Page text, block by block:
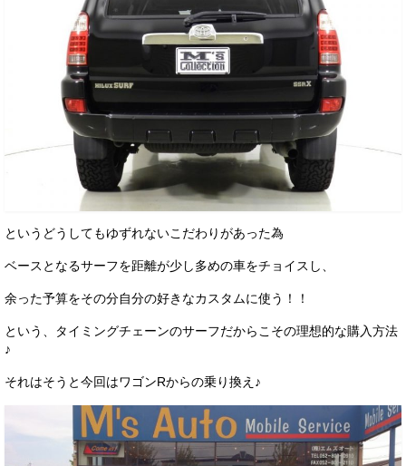
というどうしてもゆずれないこだわりがあった為
ベースとなるサーフを距離が少し多めの車をチョイスし、
余った予算をその分自分の好きなカスタムに使う！！
という、タイミングチェーンのサーフだからこその理想的な購入方法
♪
それはそうと今回はワゴンRからの乗り換え♪